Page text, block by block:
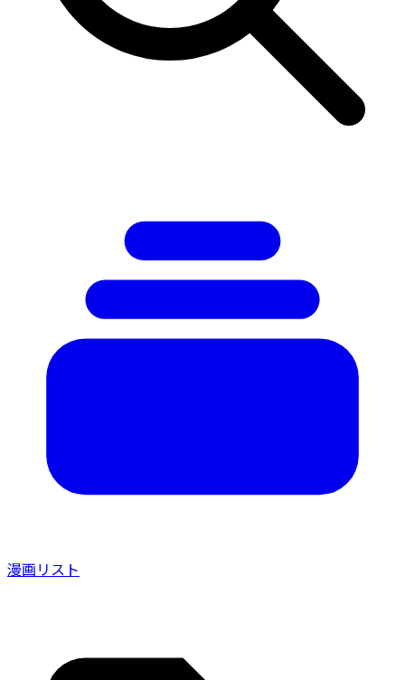
漫画リスト